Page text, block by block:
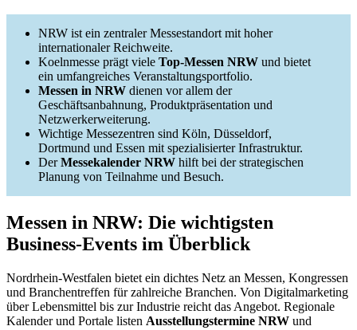
NRW ist ein zentraler Messestandort mit hoher
internationaler Reichweite.
Koelnmesse prägt viele Top-Messen NRW und bietet
ein umfangreiches Veranstaltungsportfolio.
Messen in NRW dienen vor allem der
Geschäftsanbahnung, Produktpräsentation und
Netzwerkerweiterung.
Wichtige Messezentren sind Köln, Düsseldorf,
Dortmund und Essen mit spezialisierter Infrastruktur.
DerMessekalender NRW hilft bei der strategischen
Planung von Teilnahme und Besuch.
Messen in NRW: Die wichtigsten
Business-Events im Überblick
Nordrhein-Westfalen bietet ein dichtes Netz an Messen, Kongressen
und Branchentreffen für zahlreiche Branchen. Von Digitalmarketing
über Lebensmittel bis zur Industrie reicht das Angebot. Regionale
Kalender und Portale listen Ausstellungstermine NRW und